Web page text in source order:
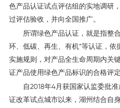
色产品认证试点评估组的实地调研
过评估验收，并向全国推广。
所谓绿色产品认证，就是指整合
环、低碳、再生、有机”等认证，
实施规则，对产品全生命周期内关
证产品使用绿色产品标识的合格评定
自2018年4月获国家认监委批准
证改革试点城市以来，湖州结合自